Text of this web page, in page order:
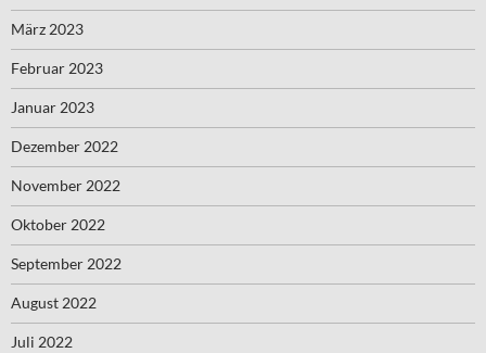
März 2023
Februar 2023
Januar 2023
Dezember 2022
November 2022
Oktober 2022
September 2022
August 2022
Juli 2022